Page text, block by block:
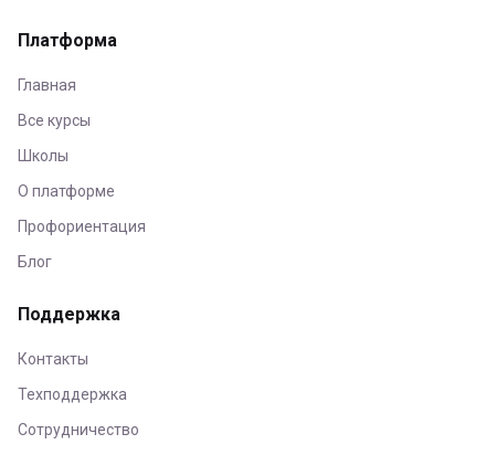
Платформа
Главная
Все курсы
Школы
О платформе
Профориентация
Блог
Поддержка
Контакты
Техподдержка
Сотрудничество